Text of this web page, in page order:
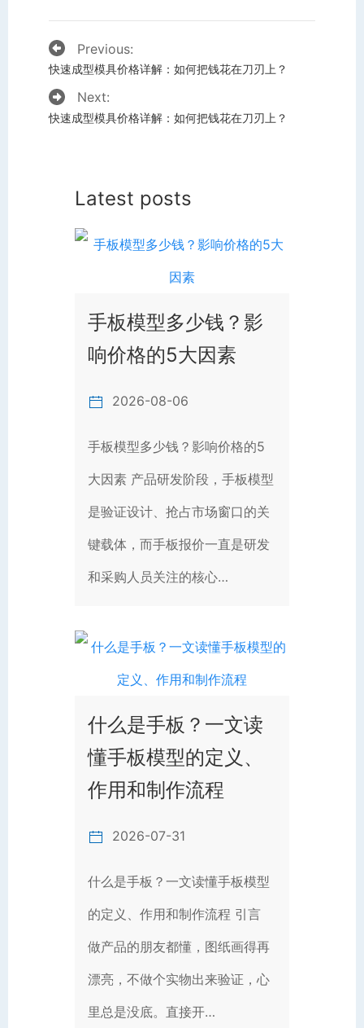
Previous:
快速成型模具价格详解：如何把钱花在刀刃上？
Next:
快速成型模具价格详解：如何把钱花在刀刃上？
Latest posts
手板模型多少钱？影
响价格的5大因素
2026-08-06
手板模型多少钱？影响价格的5
大因素 产品研发阶段，手板模型
是验证设计、抢占市场窗口的关
键载体，而手板报价一直是研发
和采购人员关注的核心…
什么是手板？一文读
懂手板模型的定义、
作用和制作流程
2026-07-31
什么是手板？一文读懂手板模型
的定义、作用和制作流程 引言
做产品的朋友都懂，图纸画得再
漂亮，不做个实物出来验证，心
里总是没底。直接开…